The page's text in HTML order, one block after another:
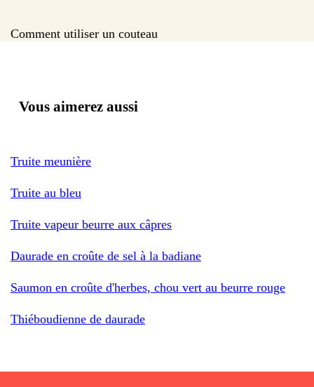
Comment utiliser un couteau
Vous aimerez aussi
Truite meunière
Truite au bleu
Truite vapeur beurre aux câpres
Daurade en croûte de sel à la badiane
Saumon en croûte d'herbes, chou vert au beurre rouge
Thiéboudienne de daurade